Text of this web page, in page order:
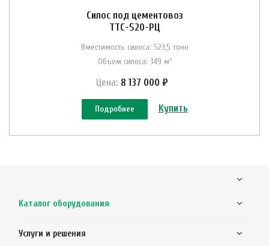
Силос под цементовоз
ТТС-520-РЦ
Вместимость силоса: 523,5 тонн
Объем силоса: 349 м³
Цена: 8 137 000 ₽
Подробнее Купить
Каталог оборудования
Услуги и решения